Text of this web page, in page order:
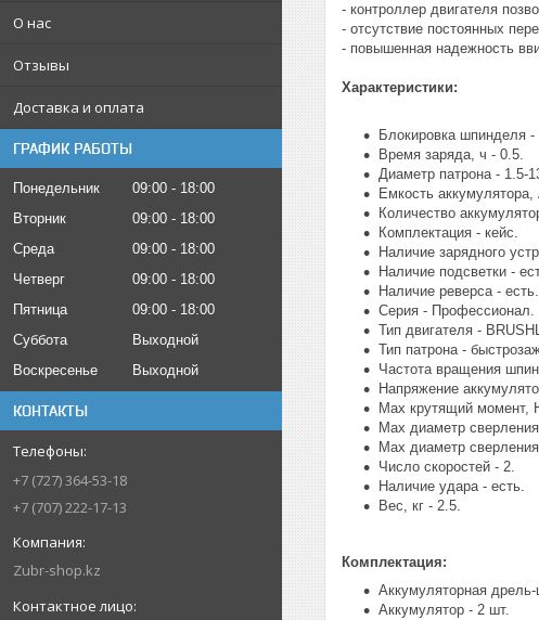
О нас
Отзывы
Доставка и оплата
ГРАФИК РАБОТЫ
Понедельник 09:00
18:00
Вторник
09:00
18:00
Среда
09:00
18:00
Четверг
09:00
18:00
Пятница
09:00
18:00
Суббота
Выходной
Воскресенье
Выходной
КОНТАКТЫ
+7 (727) 364-53-18
+7 (707) 222-17-13
Zubr-shop.kz
- контроллер двигателя
- отсутствие постоянных
- повышенная надежность
Характеристики:
Блокировка шпинделя -
Время заряда, ч - 0.5.
Диаметр патрона - 1.5-
Емкость
Количество
Комплектация - кейс.
Наличие зарядного
Наличие подсветки -
Наличие реверса - есть.
Серия - Профессионал.
Тип двигателя -
Тип патрона -
Частота вращения
Напряжение
Max крутящий момент,
Мах диаметр
Max диаметр
Число скоростей - 2.
Наличие удара - есть.
Вес, кг - 2.5.
Комплектация:
Аккумуляторная
Аккумулятор - 2 шт.